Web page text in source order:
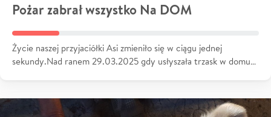
Pożar zabrał wszystko Na DOM
Życie naszej przyjaciółki Asi zmieniło się w ciągu jednej
sekundy.Nad ranem 29.03.2025 gdy usłyszała trzask w domu…